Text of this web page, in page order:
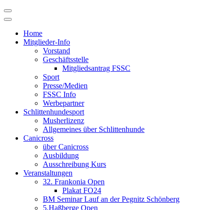
Skip
to
Home
Mitglieder-Info
Vorstand
Geschäftsstelle
Mitgliedsantrag FSSC
Sport
Presse/Medien
FSSC Info
Werbepartner
Schlittenhundesport
Musherlizenz
Allgemeines über Schlittenhunde
Canicross
über Canicross
Ausbildung
Ausschreibung Kurs
Veranstaltungen
32. Frankonia Open
Plakat FO24
BM Seminar Lauf an der Pegnitz Schönberg
5.Haßberge Open